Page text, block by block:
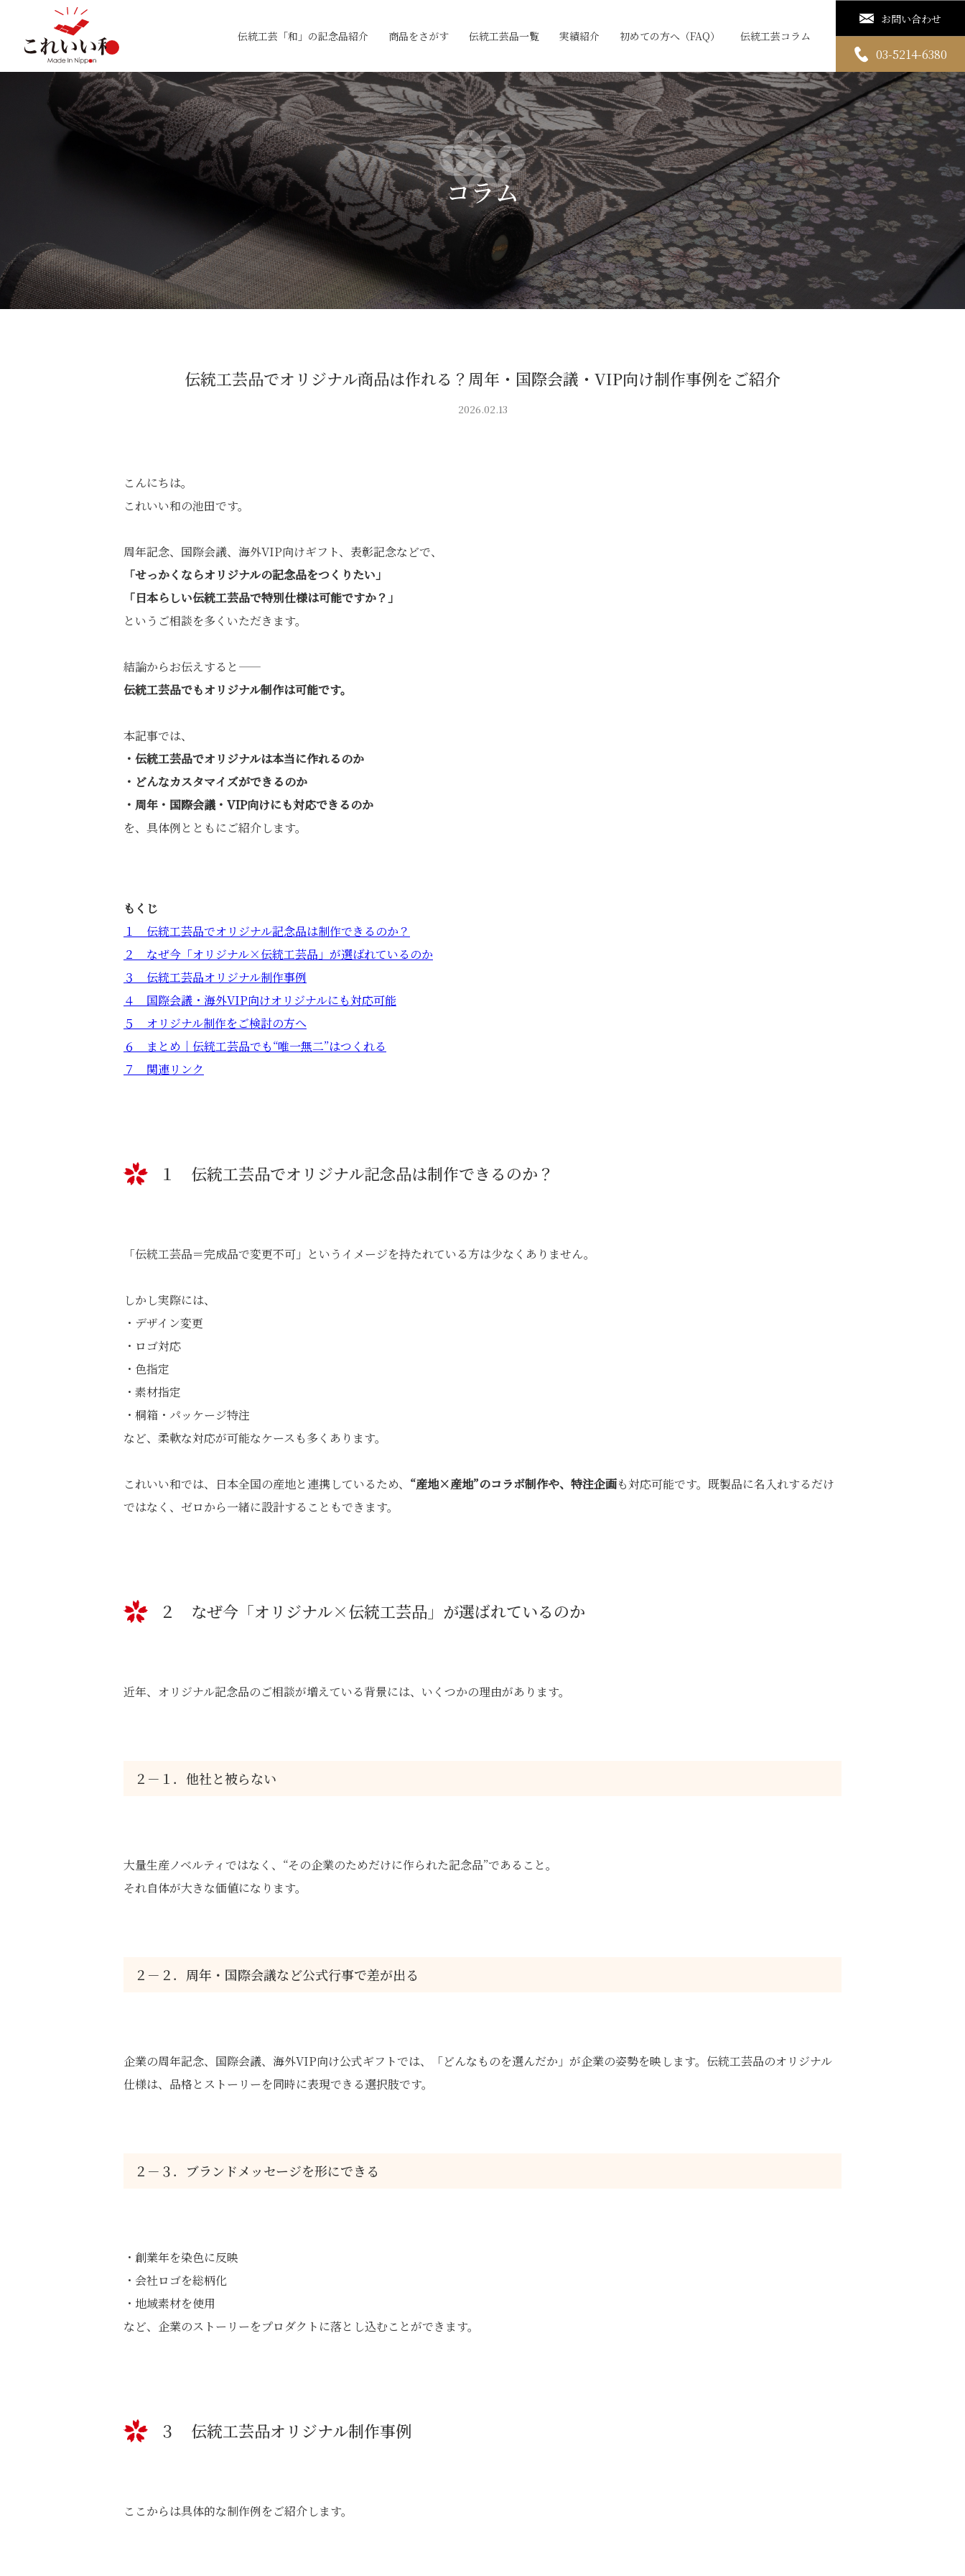
伝統工芸「和」の記念品紹介 商品をさがす 伝統工芸品一覧 実績紹介 初めての方へ（FAQ） 伝統工芸コラム
お問い合わせ
03-5214-6380
コラム
伝統工芸品でオリジナル商品は作れる？周年・国際会議・VIP向け制作事例をご紹介
2026.02.13
こんにちは。
これいい和の池田です。
周年記念、国際会議、海外VIP向けギフト、表彰記念などで、
「せっかくならオリジナルの記念品をつくりたい」
「日本らしい伝統工芸品で特別仕様は可能ですか？」
というご相談を多くいただきます。
結論からお伝えすると――
伝統工芸品でもオリジナル制作は可能です。
本記事では、
・伝統工芸品でオリジナルは本当に作れるのか
・どんなカスタマイズができるのか
・周年・国際会議・VIP向けにも対応できるのか
を、具体例とともにご紹介します。
もくじ
１ 伝統工芸品でオリジナル記念品は制作できるのか？
２ なぜ今「オリジナル×伝統工芸品」が選ばれているのか
３ 伝統工芸品オリジナル制作事例
４ 国際会議・海外VIP向けオリジナルにも対応可能
５ オリジナル制作をご検討の方へ
６ まとめ｜伝統工芸品でも“唯一無二”はつくれる
７ 関連リンク
１ 伝統工芸品でオリジナル記念品は制作できるのか？
「伝統工芸品＝完成品で変更不可」というイメージを持たれている方は少なくありません。
しかし実際には、
・デザイン変更
・ロゴ対応
・色指定
・素材指定
・桐箱・パッケージ特注
など、柔軟な対応が可能なケースも多くあります。
これいい和では、日本全国の産地と連携しているため、 “産地×産地”のコラボ制作や、特注企画も対応可能です。既製品に名入れするだけ
ではなく、ゼロから一緒に設計することもできます。
２ なぜ今「オリジナル×伝統工芸品」が選ばれているのか
近年、オリジナル記念品のご相談が増えている背景には、いくつかの理由があります。
２－１．他社と被らない
大量生産ノベルティではなく、“その企業のためだけに作られた記念品”であること。
それ自体が大きな価値になります。
２－２．周年・国際会議など公式行事で差が出る
企業の周年記念、国際会議、海外VIP向け公式ギフトでは、「どんなものを選んだか」が企業の姿勢を映します。伝統工芸品のオリジナル
仕様は、品格とストーリーを同時に表現できる選択肢です。
２－３．ブランドメッセージを形にできる
・創業年を染色に反映
・会社ロゴを総柄化
・地域素材を使用
など、企業のストーリーをプロダクトに落とし込むことができます。
３ 伝統工芸品オリジナル制作事例
ここからは具体的な制作例をご紹介します。